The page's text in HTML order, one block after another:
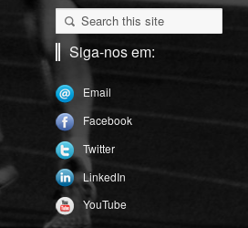
Siga-nos em:
Email
Facebook
Twitter
LinkedIn
YouTube